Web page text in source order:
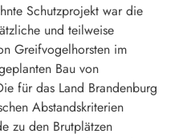
Schutzprojekt war die
und teilweise
Greifvogelhorsten im
Bau von
für das Land Brandenburg
Abstandskriterien
zu den Brutplätzen